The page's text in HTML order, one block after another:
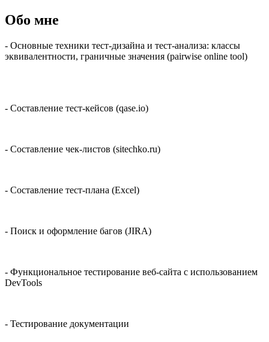
Обо мне
- Основные техники тест-дизайна и тест-анализа: классы
эквивалентности, граничные значения (pairwise online tool)
- Составление тест-кейсов (qase.io)
- Составление чек-листов (sitechko.ru)
- Составление тест-плана (Excel)
- Поиск и оформление багов (JIRA)
- Функциональное тестирование веб-сайта с использованием
DevTools
- Тестирование документации